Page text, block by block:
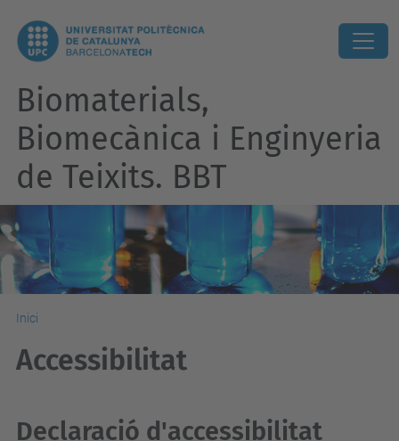
Biomaterials,
Biomecànica i Enginyeria
de Teixits. BBT
Inici
Accessibilitat
Declaració d'accessibilitat